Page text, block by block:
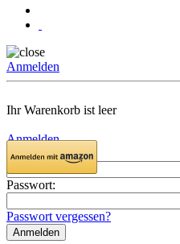
Anmelden
Ihr Warenkorb ist leer
Anmelden
Email:
Passwort:
Passwort vergessen?